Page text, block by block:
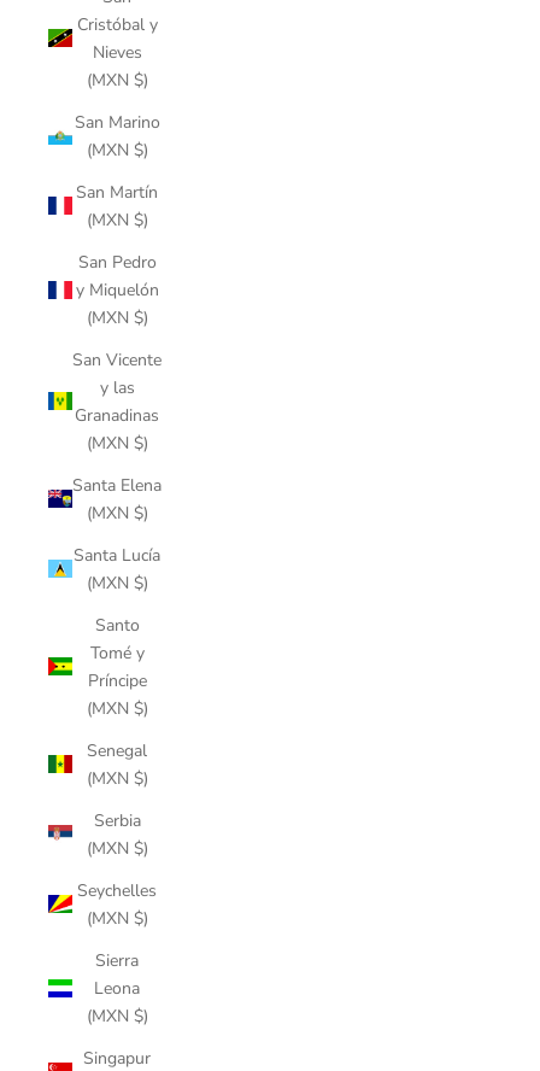
Cristóbal y
Nieves
(MXN $)
San Marino
(MXN $)
San Martín
(MXN $)
San Pedro
y Miquelón
(MXN $)
San Vicente
y las
Granadinas
(MXN $)
Santa Elena
(MXN $)
Santa Lucía
(MXN $)
Santo
Tomé y
Príncipe
(MXN $)
Senegal
(MXN $)
Serbia
(MXN $)
Seychelles
(MXN $)
Sierra
Leona
(MXN $)
Singapur